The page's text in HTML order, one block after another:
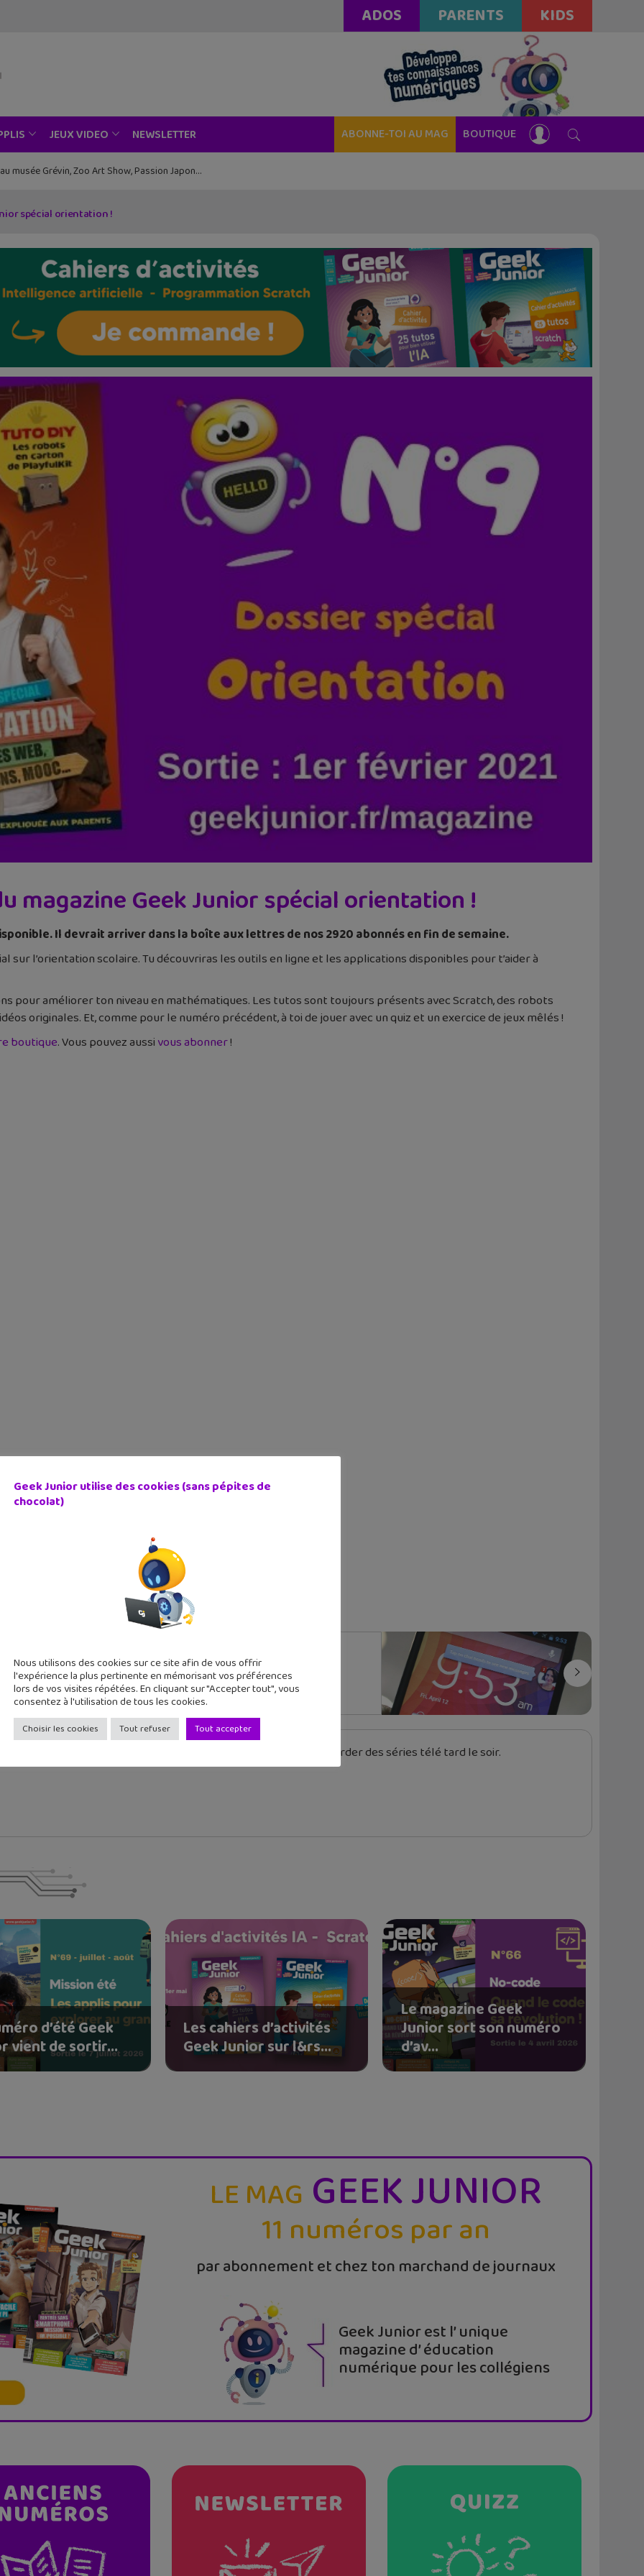
ADOS PARENTS KIDS
JEUX VIDEO NEWSLETTER ABONNE-TOI AU MAG BOUTIQUE
musée Grévin, Zoo Art Show, Passion Japon…
spécial orientation !
magazine Geek Junior spécial orientation !
Il devrait arriver dans la boîte aux lettres de nos 2920 abonnés en fin de semaine.
sur l’orientation scolaire. Tu découvriras les outils en ligne et les applications disponibles pour t’aider à
pour améliorer ton niveau en mathématiques. Les tutos sont toujours présents avec Scratch, des robots
originales. Et, comme pour le numéro précédent, à toi de jouer avec un quiz et un exercice de jeux mêlés !
boutique. Vous pouvez aussivous abonner!
société de la semaine
Facebook Messenger :
comment désac...
deux grands ados, j'aime tester de nouvelles applications et regarder des séries télé tard le soir.
d’été Geek
vient de sortir...
Les cahiers d’activités
Geek Junior sur l&rs...
Le magazine Geek
Junior sort son numéro
d’av...
LE MAG GEEK JUNIOR
11 numéros par an
par abonnement et chez ton marchand de journaux
Geek Junior est l’ unique
magazine d’ éducation
numérique pour les collégiens
Geek Junior utilise des cookies (sans pépites de
chocolat)
Nous utilisons des cookies sur ce site afin de vous offrir
l'expérience la plus pertinente en mémorisant vos préférences
lors de vos visites répétées. En cliquant sur "Accepter tout", vous
consentez à l'utilisation de tous les cookies.
Choisir les cookies Tout refuser Tout accepter